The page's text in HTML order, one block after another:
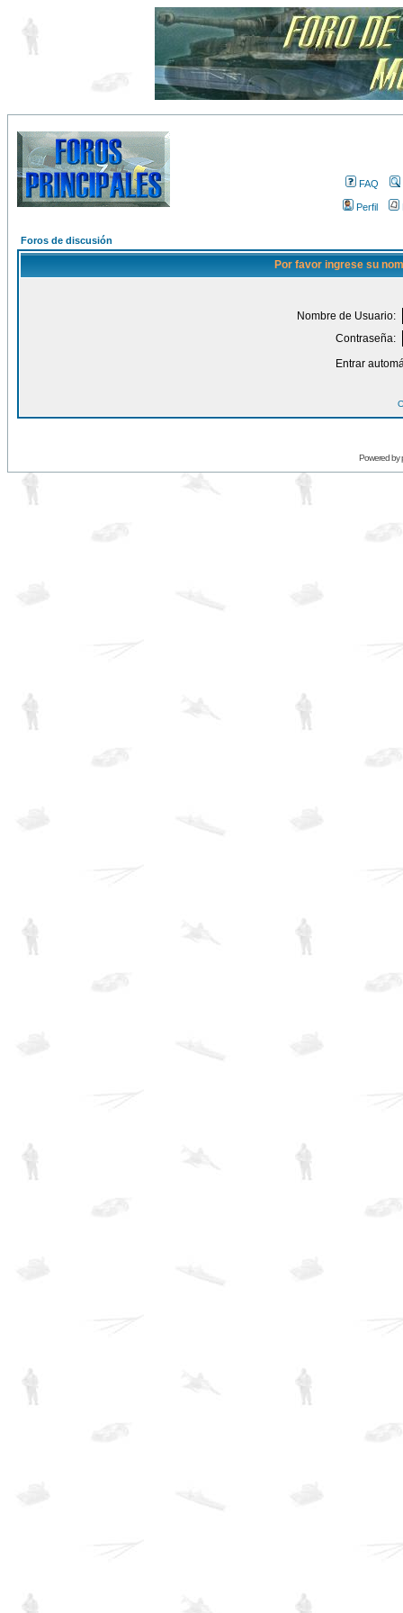
FAQ
Perfil
Foros de discusión
Por favor ingrese su
Nombre de Usuario:
Contraseña:
Entrar
Powered by